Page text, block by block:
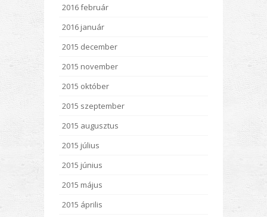
2016 február
2016 január
2015 december
2015 november
2015 október
2015 szeptember
2015 augusztus
2015 július
2015 június
2015 május
2015 április